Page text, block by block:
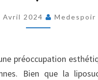
DE
IL
POSSIBLE
Avril 2024 Medespoir
préoccupation
Bien que la